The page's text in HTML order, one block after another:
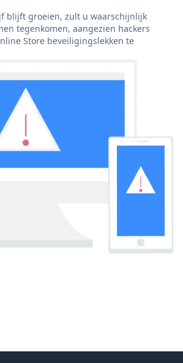
blijft groeien, zult u waarschijnlijk
tegenkomen, aangezien hackers
Store beveiligingslekken te